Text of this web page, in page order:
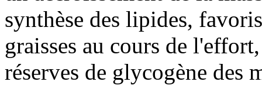
synthèse des lipides,
graisses au cours de
réserves de glycogène des